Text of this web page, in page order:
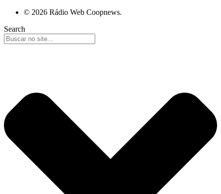
© 2026 Rádio Web Coopnews.
Search